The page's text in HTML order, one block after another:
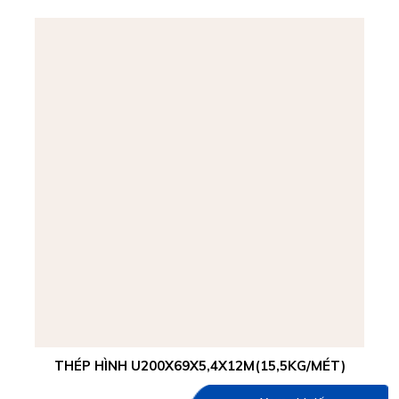
THÉP HÌNH U200X69X5,4X12M(15,5KG/MÉT)